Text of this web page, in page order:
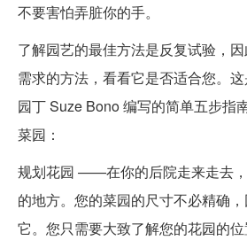
不要害怕弄脏你的手。
了解园艺的最佳方法是反复试验，
需求的方法，看看它是否适合您。
园丁 Suze Bono 编写的简单五步指
菜园：
规划花园 ——在你的后院走来走去
的地方。您的菜园的尺寸不必精确
它。您只需要大致了解您的花园的位